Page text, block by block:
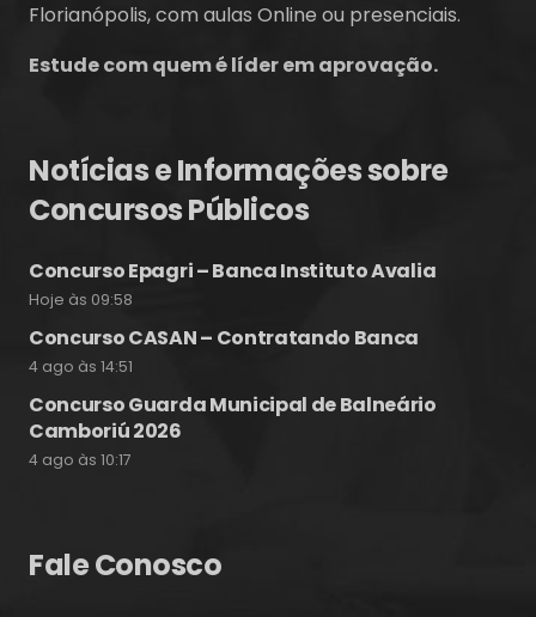
Florianópolis, com aulas Online ou presenciais.
Estude com quem é líder em aprovação.
Notícias e Informações sobre
Concursos Públicos
Concurso Epagri – Banca Instituto Avalia
Hoje às 09:58
Concurso CASAN – Contratando Banca
4 ago às 14:51
Concurso Guarda Municipal de Balneário
Camboriú 2026
4 ago às 10:17
Fale Conosco